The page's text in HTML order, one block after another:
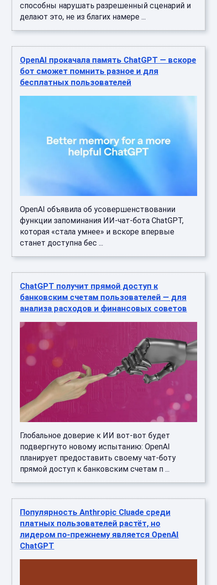
способны нарушать разрешенный сценарий и
делают это, не из благих намере ...
OpenAI прокачала память ChatGPT — вскоре
бот сможет помнить разное и для
бесплатных пользователей
OpenAI объявила об усовершенствовании
функции запоминания ИИ-чат-бота ChatGPT,
которая «стала умнее» и вскоре впервые
станет доступна бес ...
ChatGPT получит прямой доступ к
банковским счетам пользователей — для
анализа расходов и финансовых советов
Глобальное доверие к ИИ вот-вот будет
подвергнуто новому испытанию: OpenAI
планирует предоставить своему чат-боту
прямой доступ к банковским счетам п ...
Популярность Anthropic Cluade среди
платных пользователей растёт, но
лидером по-прежнему является OpenAI
ChatGPT